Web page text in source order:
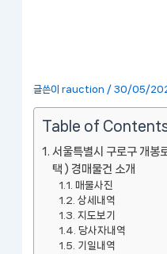
글쓴이rauction /30/05/
Table of
서울특별시 구로구 개봉
택 ) 경매물건 소개
매물사진
상세내역
지도보기
당사자내역
기일내역